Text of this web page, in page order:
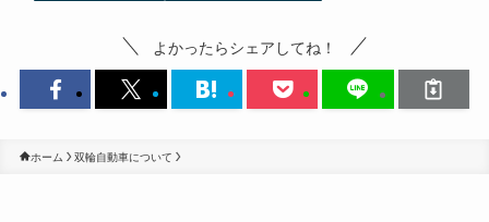
よかったらシェアしてね！
ホーム 双輪自動車について